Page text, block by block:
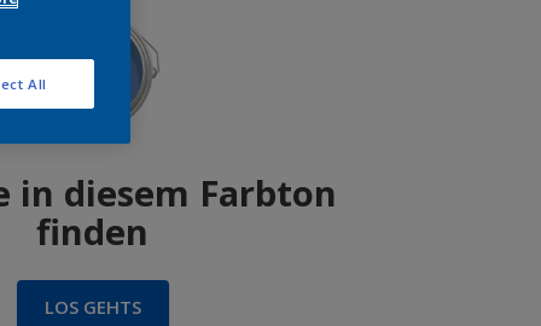
in diesem Farbton
finden
LOS GEHTS
All